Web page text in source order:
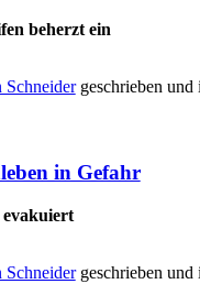
beherzt ein
Schneidergeschrieben und
in Gefahr
Schneidergeschrieben und